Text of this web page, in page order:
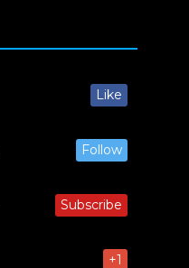
Like
Follow
Subscribe
+1